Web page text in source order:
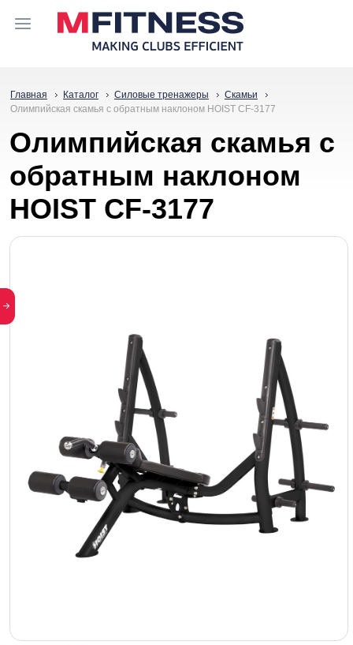
Главная Каталог Силовые тренажеры
Скамьи
Олимпийская скамья с обратным наклоном HOIST CF-3177
Олимпийская скамья с
обратным наклоном
HOIST CF-3177